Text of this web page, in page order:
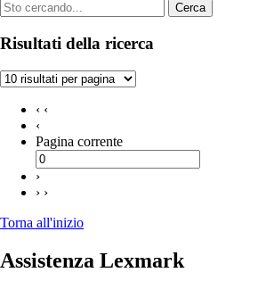
Cerca
Risultati della ricerca
‹ ‹
‹
Pagina corrente
›
› ›
Torna all'inizio
Assistenza Lexmark